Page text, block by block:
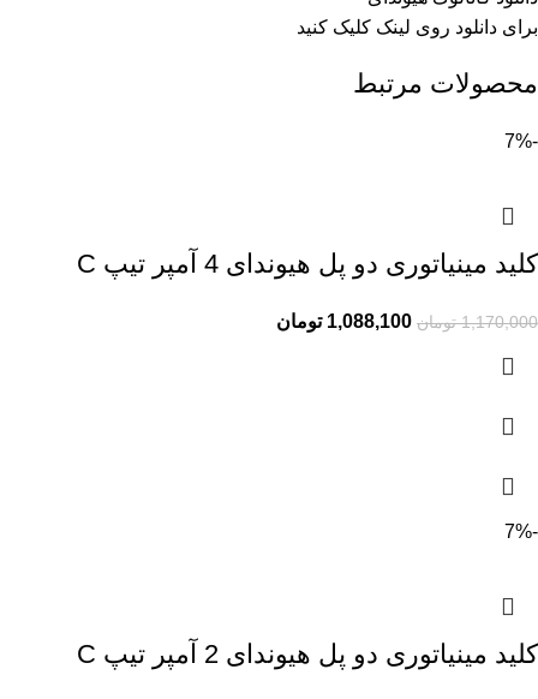
برای دانلود روی لینک کلیک کنید
محصولات مرتبط
-7%
کلید مینیاتوری دو پل هیوندای 4 آمپر تیپ C
1,170,000 تومان 1,088,100 تومان
-7%
کلید مینیاتوری دو پل هیوندای 2 آمپر تیپ C